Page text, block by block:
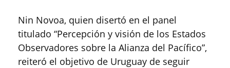
Nin Novoa, quien disertó en el panel
titulado “Percepción y visión de los Estados
Observadores sobre la Alianza del Pacífico”,
reiteró el objetivo de Uruguay de seguir